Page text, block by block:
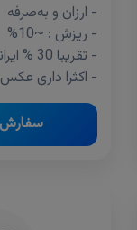
- ارزان و به‌صرفه
- ریزش : ~10%
- تقریبا 30 % ایرانی
- اکثرا داری